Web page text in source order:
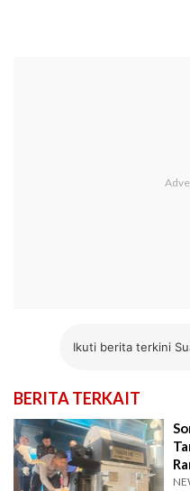
Ikuti berita terkini
BERITA TERKAIT